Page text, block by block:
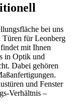
bei uns
Türen für Leonberg
mit Ihnen
in Optik und
Dabei gehören
und Fenster
Verhältnis –